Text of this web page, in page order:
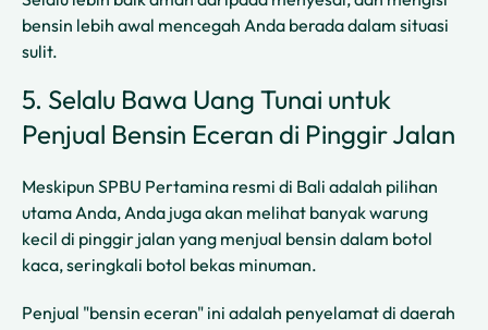
bensin lebih awal mencegah Anda berada dalam situasi
sulit.
5. Selalu Bawa Uang Tunai untuk
Penjual Bensin Eceran di Pinggir Jalan
Meskipun SPBU Pertamina resmi di Bali adalah pilihan
utama Anda, Anda juga akan melihat banyak warung
kecil di pinggir jalan yang menjual bensin dalam botol
kaca, seringkali botol bekas minuman.
Penjual "bensin eceran" ini adalah penyelamat di daerah